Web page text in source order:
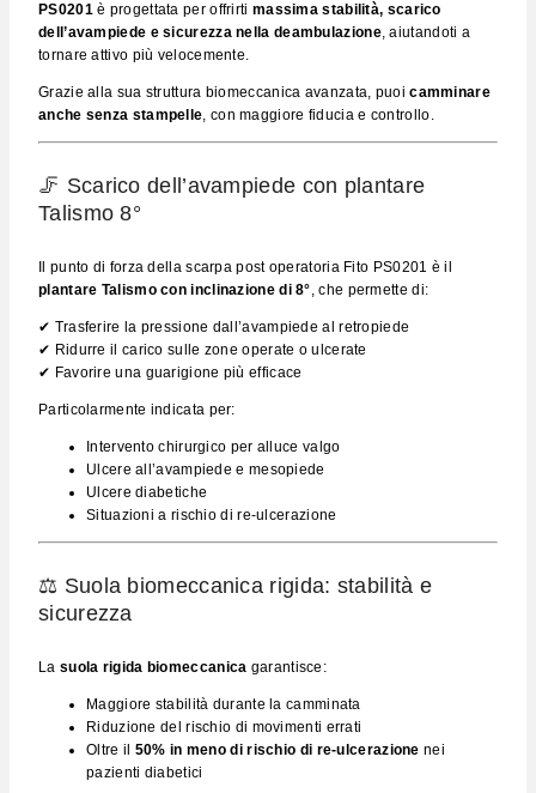
PS0201è progettata per offrirti massima stabilità, scarico
dell’avampiede e sicurezza nella deambulazione, aiutandoti a
tornare attivo più velocemente.
Grazie alla sua struttura biomeccanica avanzata, puoicamminare
anche senza stampelle, con maggiore fiducia e controllo.
🦵 Scarico dell’avampiede con plantare
Talismo 8°
Il punto di forza della scarpa post operatoria Fito PS0201 è il
plantare Talismo con inclinazione di 8°, che permette di:
✔ Trasferire la pressione dall’avampiede al retropiede
✔ Ridurre il carico sulle zone operate o ulcerate
✔ Favorire una guarigione più efficace
Particolarmente indicata per:
Intervento chirurgico per alluce valgo
Ulcere all’avampiede e mesopiede
Ulcere diabetiche
Situazioni a rischio di re-ulcerazione
⚖️ Suola biomeccanica rigida: stabilità e
sicurezza
La suola rigida biomeccanica garantisce:
Maggiore stabilità durante la camminata
Riduzione del rischio di movimenti errati
Oltre il 50% in meno di rischio di re-ulcerazione nei
pazienti diabetici